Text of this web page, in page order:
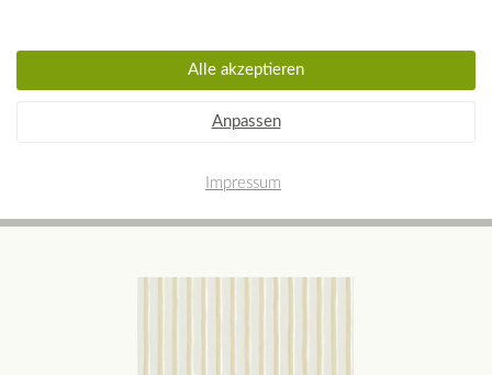
SANDBERG Tapete Brita blau
87,00 € *
Anpassen
Alle akzeptieren
Impressum